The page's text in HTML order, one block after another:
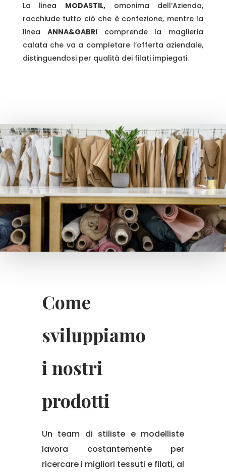
La linea MODASTIL, omonima dell’Azienda,
racchiude tutto ciò che è confezione, mentre la
linea ANNA&GABRIcomprende la maglieria
calata che va a completare l’offerta aziendale,
distinguendosi per qualità dei filati impiegati.
Come
sviluppiamo
i nostri
prodotti
Un team di stiliste e modelliste
lavora costantemente per
ricercare i migliori tessuti e filati, al